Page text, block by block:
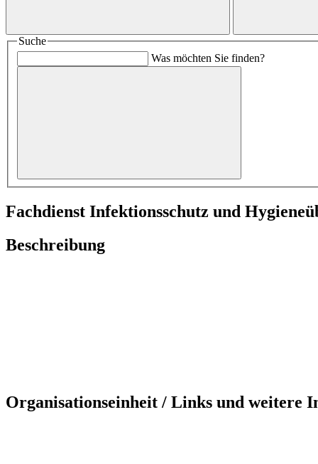
Suche
Was möchten Sie finden?
Fachdienst Infektionsschutz und
Beschreibung
Organisationseinheit / Links und weitere